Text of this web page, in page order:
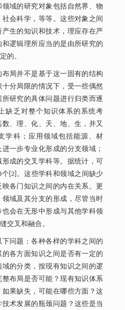
域的研究对象包括自然界、物
会科学，等等。这些对象之间
生的知识和技术，理应存在严
逻辑理所应当的是由所研究的
的。
局并不是基于这一固有的结构
分局限的情况下，受一些偶然
研究的具体问题进行归类而逐
缺乏对整个知识体系的系统考
、理、化、天、地、生，并又
学科；应用领域包括能源、材
一步专业化形成的分支领域；
成的交叉学科等。据统计，可
个[2 ]。这些学科和领域之间缺少
各门知识之间的内在关系。更
域及其分支的形成，尽管当时
会在无形中形成与其他学科领
交叉和融合。
问题：各种各样的学科之间的
各方面知识之间是否有一定的
的分类，按现有知识之间的逻
布局是否可能？现有知识体系
果缺失，可能在哪些方面？这
术发展的瓶颈问题？这些是当